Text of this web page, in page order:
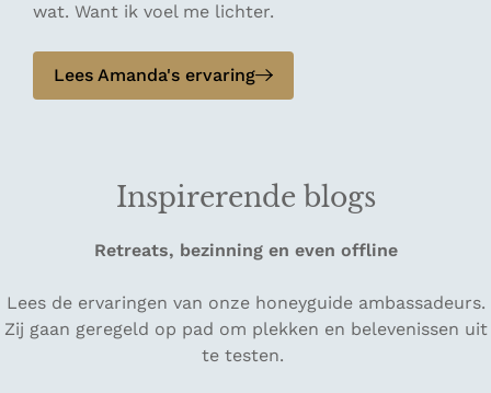
wat. Want ik voel me lichter.
Lees Amanda's ervaring
Inspirerende blogs
Retreats, bezinning en even offline
Lees de ervaringen van onze honeyguide ambassadeurs.
Zij gaan geregeld op pad om plekken en belevenissen uit
te testen.